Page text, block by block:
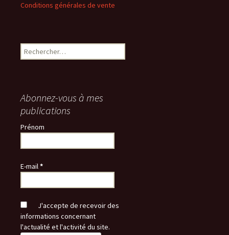
Conditions générales de vente
Rechercher :
Abonnez-vous à mes
publications
Prénom
E-mail*
J'accepte de recevoir des
informations concernant
l'actualité et l'activité du site.